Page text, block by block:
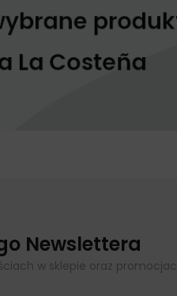
Newslettera
w sklepie oraz